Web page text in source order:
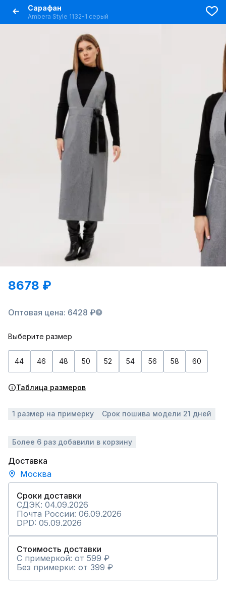
Сарафан
Ambera Style 1132-1 серый
8678 ₽
Оптовая цена: 6428 ₽
Выберите размер
44 46 48 50 52 54 56 58 60
Таблица размеров
1 размер на примерку Срок пошива модели 21 дней
Более 6 раз добавили в корзину
Доставка
Москва
Сроки доставки
СДЭК: 04.09.2026
Почта России: 06.09.2026
DPD: 05.09.2026
Стоимость доставки
С примеркой: от 599 ₽
Без примерки: от 399 ₽